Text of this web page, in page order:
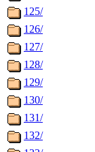
125/
126/
127/
128/
129/
130/
131/
132/